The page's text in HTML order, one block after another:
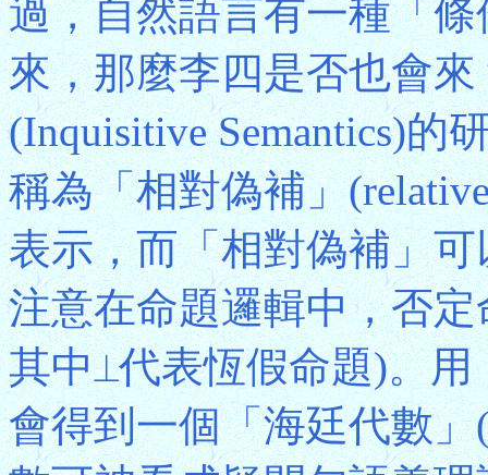
過，自然語言有一種「
來，那麼李四是否也會
(Inquisitive Semantics)的
稱為「相對偽補」
表示，而「相對偽補」
注意在命題邏輯中，否
其中⟂代表恆假命題)。
會得到一個「海廷代數」